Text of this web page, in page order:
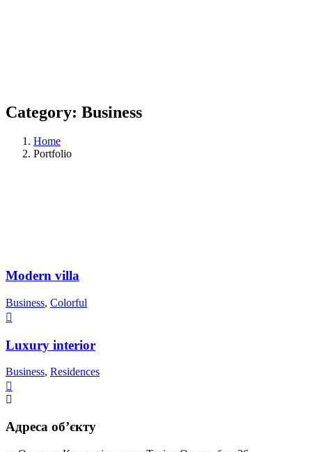
Category: Business
Home
Portfolio
Modern villa
Business, Colorful
Luxury interior
Business, Residences
Адреса обʼєкту